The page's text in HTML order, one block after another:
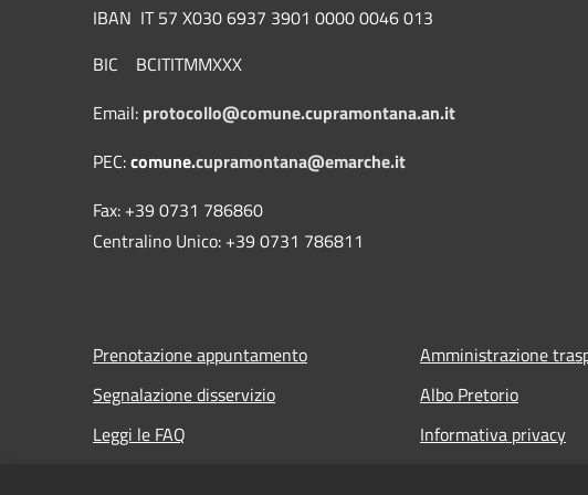
IBAN IT 57 X030 6937 3901 0000 0046 013
BIC BCITITMMXXX
Email: protocollo@comune.cupramontana.an.it
PEC:comune.cupramontana@emarche.it
Fax: +39 0731 786860
Centralino Unico: +39 0731 786811
Prenotazione appuntamento
Segnalazione disservizio
Leggi le FAQ
Amministrazione
Albo Pretorio
Informativa privacy